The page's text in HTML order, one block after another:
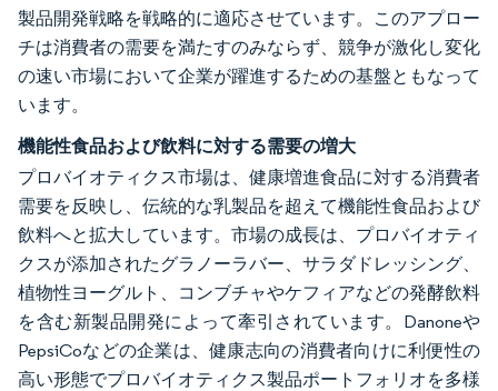
製品開発戦略を戦略的に適応させています。このアプロー
チは消費者の需要を満たすのみならず、競争が激化し変化
の速い市場において企業が躍進するための基盤ともなって
います。
機能性食品および飲料に対する需要の増大
プロバイオティクス市場は、健康増進食品に対する消費者
需要を反映し、伝統的な乳製品を超えて機能性食品および
飲料へと拡大しています。市場の成長は、プロバイオティ
クスが添加されたグラノーラバー、サラダドレッシング、
植物性ヨーグルト、コンブチャやケフィアなどの発酵飲料
を含む新製品開発によって牽引されています。Danoneや
PepsiCoなどの企業は、健康志向の消費者向けに利便性の
高い形態でプロバイオティクス製品ポートフォリオを多様